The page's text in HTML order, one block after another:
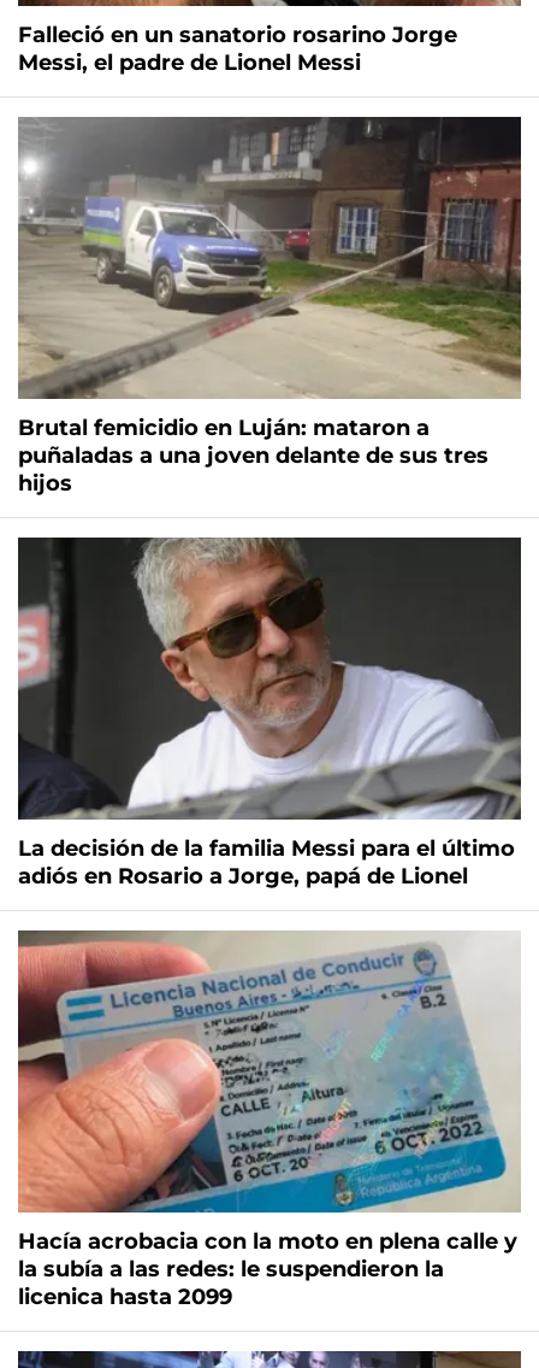
Falleció en un sanatorio rosarino Jorge
Messi, el padre de Lionel Messi
Brutal femicidio en Luján: mataron a
puñaladas a una joven delante de sus tres
hijos
La decisión de la familia Messi para el último
adiós en Rosario a Jorge, papá de Lionel
Hacía acrobacia con la moto en plena calle y
la subía a las redes: le suspendieron la
licenica hasta 2099